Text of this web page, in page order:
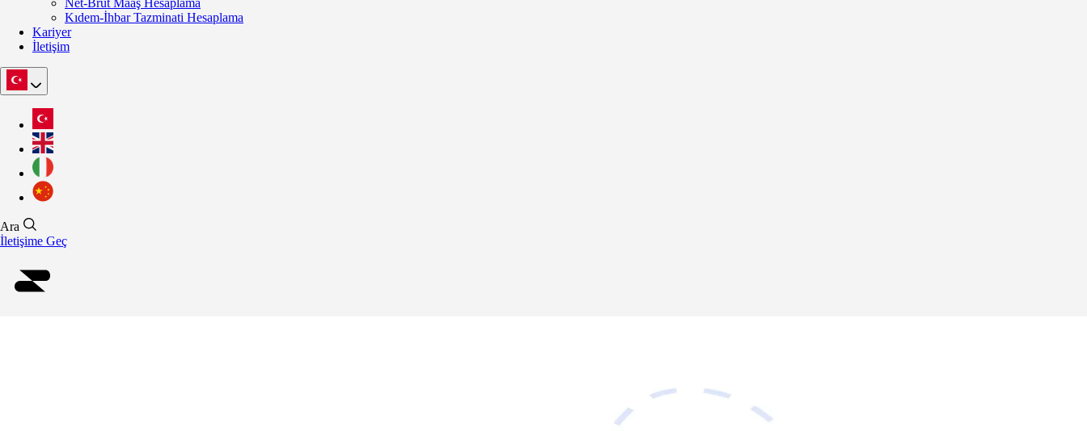
Net-Brüt Maaş Hesaplama
Kıdem-İhbar Tazminati Hesaplama
Kariyer
İletişim
Ara
İletişime Geç